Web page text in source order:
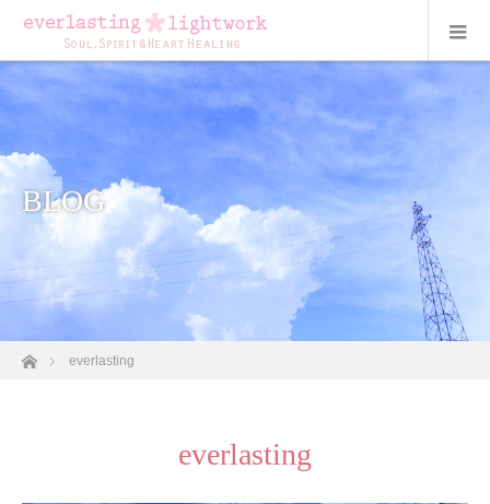
BLOG
ホームeverlasting
everlasting